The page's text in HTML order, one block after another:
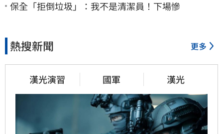
保全「拒倒垃圾」：我不是清潔員！下場慘
熱搜新聞 更多
漢光演習 國軍 漢光